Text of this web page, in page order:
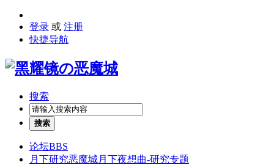
登录 或 注册
快捷导航
搜索
搜索
论坛BBS
月下研究恶魔城月下夜想曲-研究专题